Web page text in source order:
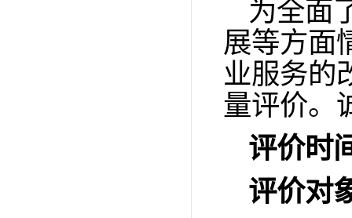
为全面
展等方面
业服务的
量评价。
评价时
评价对